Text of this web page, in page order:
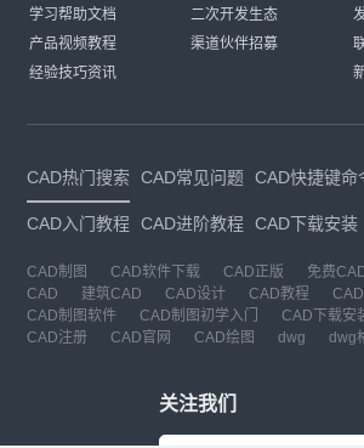
学习帮助文档
产品视频教程
经验技巧资讯
二次开发生态
渠道伙伴招募
CAD热门搜索 CAD常见问题 CAD快捷键命
CAD入门教程 CAD进阶教程 CAD下载安装
CAD制图 CAD软件下载 CAD正版 免费
CAD
建筑CAD CAD设计 CAD教程
CAD制图软件
CAD制图初学入门 CAD下载安
CAD注册
CAD官网 CAD绘图 dwg dwg
关注我们